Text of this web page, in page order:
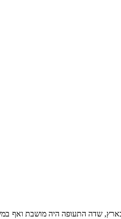
בידה כרטיס טיסה של הנתבעת חזרה לת"א ליום 4.5.03. נתברר כי ב- 3.4.03 פרצה שביתה